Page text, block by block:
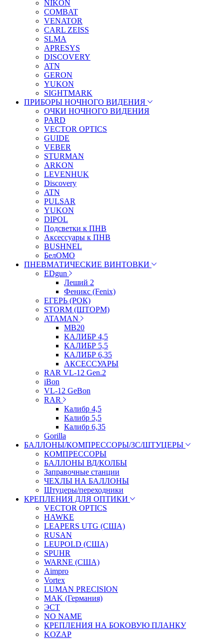
NIKON
COMBAT
VENATOR
CARL ZEISS
SLMA
APRESYS
DISCOVERY
ATN
GERON
YUKON
SIGHTMARK
ПРИБОРЫ НОЧНОГО ВИДЕНИЯ
ОЧКИ НОЧНОГО ВИДЕНИЯ
PARD
VECTOR OPTICS
GUIDE
VEBER
STURMAN
ARKON
LEVENHUK
Discovery
ATN
PULSAR
YUKON
DIPOL
Подсветки к ПНВ
Аксессуары к ПНВ
BUSHNEL
БелОМО
ПНЕВМАТИЧЕСКИЕ ВИНТОВКИ
EDgun
Леший 2
Феникс (Fenix)
ЕГЕРЬ (РОК)
STORM (ШТОРМ)
ATAMAN
МВ20
КАЛИБР 4,5
КАЛИБР 5,5
КАЛИБР 6,35
АКСЕССУАРЫ
RAR VL-12 Gen.2
iBon
VL-12 GeBon
RAR
Калибр 4,5
Калибр 5,5
Калибр 6,35
Gorilla
БАЛЛОНЫ/КОМПРЕССОРЫ/ЗС/ШТУЦЕРЫ
КОМПРЕССОРЫ
БАЛЛОНЫ ВД/КОЛБЫ
Заправочные станции
ЧЕХЛЫ НА БАЛЛОНЫ
Штуцеры/переходники
КРЕПЛЕНИЯ ДЛЯ ОПТИКИ
VECTOR OPTICS
HAWKE
LEAPERS UTG (США)
RUSAN
LEUPOLD (США)
SPUHR
WARNE (США)
Aimpro
Vortex
LUMAN PRECISION
MAK (Германия)
ЭСТ
NO NAME
КРЕПЛЕНИЯ НА БОКОВУЮ ПЛАНКУ
KOZAP